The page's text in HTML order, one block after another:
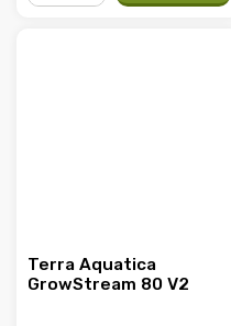
Terra Aquatica
GrowStream 80 V2